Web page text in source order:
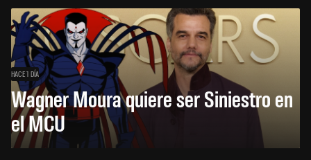
HACE 1 DÍA
Wagner Moura quiere ser Siniestro en
el MCU